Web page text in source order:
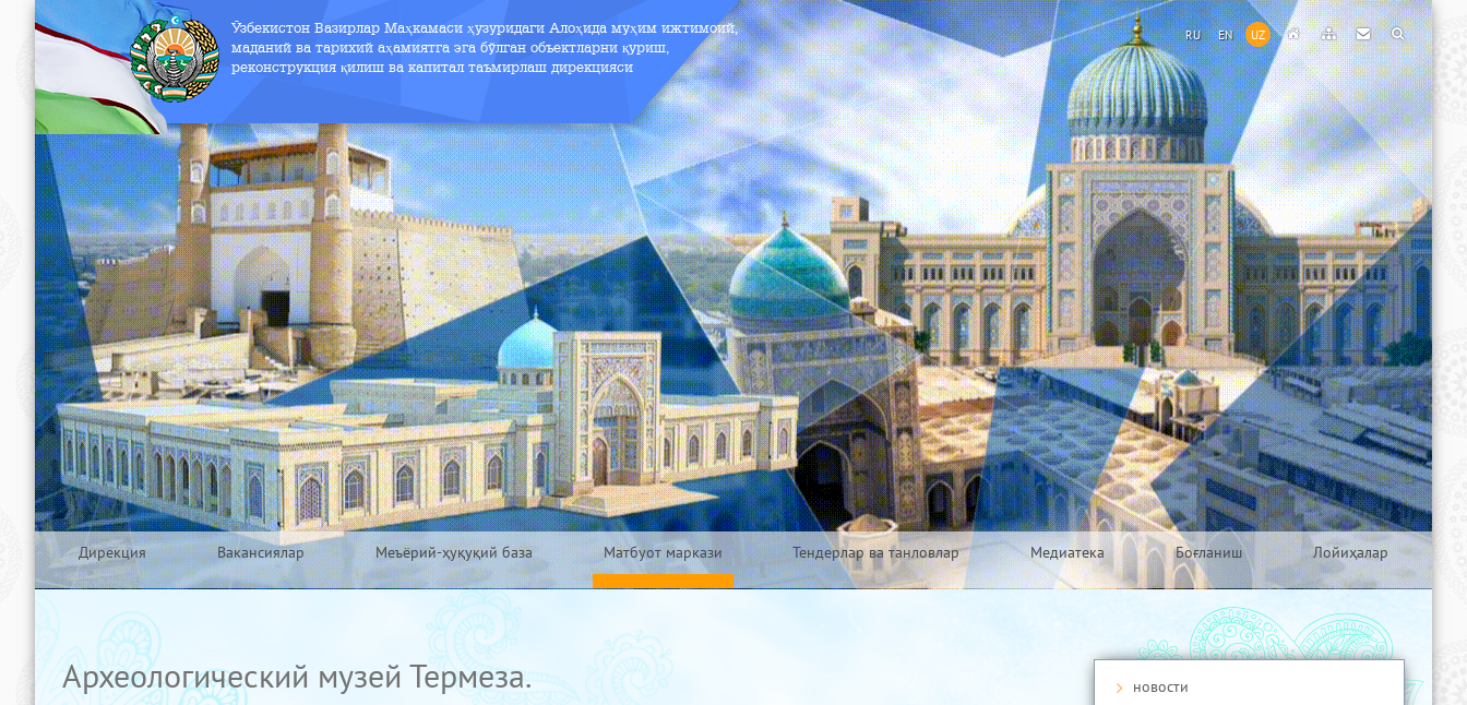
RU EN UZ
Ўзбекистон Вазирлар Маҳкамаси ҳузуридаги Алоҳида муҳим ижтимоий,
маданий ва тарихий аҳамиятга эга бўлган объектларни қуриш,
реконструкция қилиш ва капитал таъмирлаш дирекцияси
Дирекция Вакансиялар Меъёрий-ҳуқуқий база Матбуот маркази Тендерлар ва танловлар Медиатека Боғланиш Лойиҳалар
Археологический музей Термеза. новости